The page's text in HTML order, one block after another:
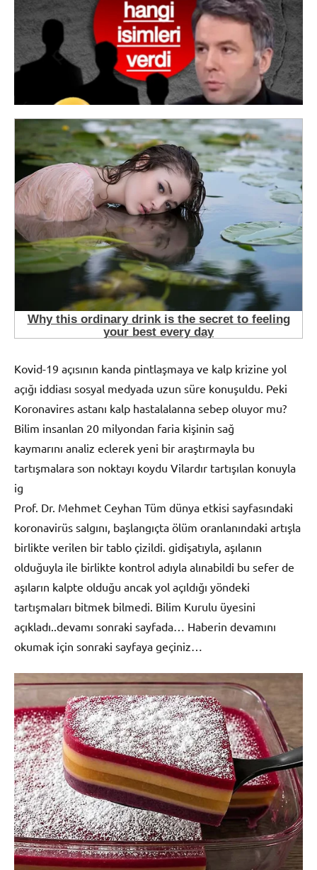
Kovid-19 açısının kanda pintlaşmaya ve kalp krizine yol
açığı iddiası sosyal medyada uzun süre konuşuldu. Peki
Koronavires astanı kalp hastalalanna sebep oluyor mu?
Bilim insanlan 20 milyondan faria kişinin sağ
kaymarını analiz eclerek yeni bir araştırmayla bu
tartışmalara son noktayı koydu Vilardır tartışılan konuyla
ig
Prof. Dr. Mehmet Ceyhan Tüm dünya etkisi sayfasındaki
koronavirüs salgını, başlangıçta ölüm oranlanındaki artışla
birlikte verilen bir tablo çizildi. gidişatıyla, aşılanın
olduğuyla ile birlikte kontrol adıyla alınabildi bu sefer de
aşıların kalpte olduğu ancak yol açıldığı yöndeki
tartışmaları bitmek bilmedi. Bilim Kurulu üyesini
açıkladı..devamı sonraki sayfada… Haberin devamını
okumak için sonraki sayfaya geçiniz…